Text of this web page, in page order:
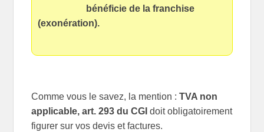
bénéficie de la franchise
(exonération).
Comme vous le savez, la mention :TVA non
applicable, art. 293 du CGIdoit obligatoirement
figurer sur vos devis et factures.